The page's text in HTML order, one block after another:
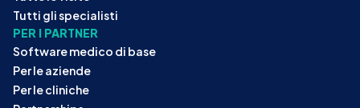
Tutti gli specialisti
PER I PARTNER
Software medico di base
Per le aziende
Per le cliniche